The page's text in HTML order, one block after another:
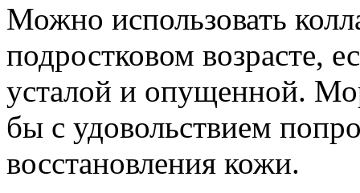
Можно использовать
подростковом возрасте,
усталой и опущенной.
бы с удовольствием
восстановления кожи.